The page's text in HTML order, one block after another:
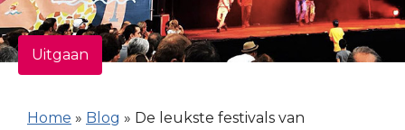
Uitgaan
Home » Blog » De leukste festivals van